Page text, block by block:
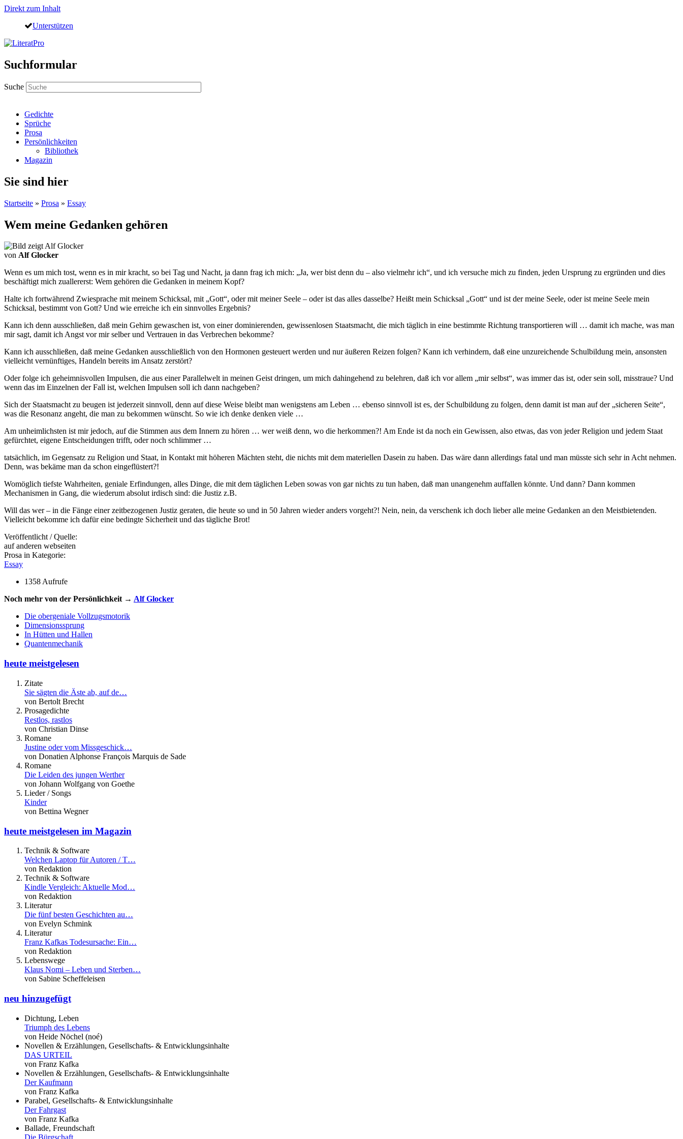
Direkt zum Inhalt
Unterstützen
Suchformular
Suche
Gedichte
Sprüche
Prosa
Persönlichkeiten
Bibliothek
Magazin
Sie sind hier
Startseite » Prosa » Essay
Wem meine Gedanken gehören
von Alf Glocker
Wenn es um mich tost, wenn es in mir kracht, so bei Tag und Nacht, ja dann frag ich mich: „Ja, wer bist denn du – also vielmehr ich“, und ich versuche mich zu finden, jeden Ursprung zu ergründen und dies
beschäftigt mich zuallererst: Wem gehören die Gedanken in meinem Kopf?
Halte ich fortwährend Zwiesprache mit meinem Schicksal, mit „Gott“, oder mit meiner Seele – oder ist das alles dasselbe? Heißt mein Schicksal „Gott“ und ist der meine Seele, oder ist meine Seele mein
Schicksal, bestimmt von Gott? Und wie erreiche ich ein sinnvolles Ergebnis?
Kann ich denn ausschließen, daß mein Gehirn gewaschen ist, von einer dominierenden, gewissenlosen Staatsmacht, die mich täglich in eine bestimmte Richtung transportieren will … damit ich mache, was man
mir sagt, damit ich Angst vor mir selber und Vertrauen in das Verbrechen bekomme?
Kann ich ausschließen, daß meine Gedanken ausschließlich von den Hormonen gesteuert werden und nur äußeren Reizen folgen? Kann ich verhindern, daß eine unzureichende Schulbildung mein, ansonsten
vielleicht vernünftiges, Handeln bereits im Ansatz zerstört?
Oder folge ich geheimnisvollen Impulsen, die aus einer Parallelwelt in meinen Geist dringen, um mich dahingehend zu belehren, daß ich vor allem „mir selbst“, was immer das ist, oder sein soll, misstraue? Und
wenn das im Einzelnen der Fall ist, welchen Impulsen soll ich dann nachgeben?
Sich der Staatsmacht zu beugen ist jederzeit sinnvoll, denn auf diese Weise bleibt man wenigstens am Leben … ebenso sinnvoll ist es, der Schulbildung zu folgen, denn damit ist man auf der „sicheren Seite“,
was die Resonanz angeht, die man zu bekommen wünscht. So wie ich denke denken viele …
Am unheimlichsten ist mir jedoch, auf die Stimmen aus dem Innern zu hören … wer weiß denn, wo die herkommen?! Am Ende ist da noch ein Gewissen, also etwas, das von jeder Religion und jedem Staat
gefürchtet, eigene Entscheidungen trifft, oder noch schlimmer …
tatsächlich, im Gegensatz zu Religion und Staat, in Kontakt mit höheren Mächten steht, die nichts mit dem materiellen Dasein zu haben. Das wäre dann allerdings fatal und man müsste sich sehr in Acht nehmen.
Denn, was bekäme man da schon eingeflüstert?!
Womöglich tiefste Wahrheiten, geniale Erfindungen, alles Dinge, die mit dem täglichen Leben sowas von gar nichts zu tun haben, daß man unangenehm auffallen könnte. Und dann? Dann kommen
Mechanismen in Gang, die wiederum absolut irdisch sind: die Justiz z.B.
Will das wer – in die Fänge einer zeitbezogenen Justiz geraten, die heute so und in 50 Jahren wieder anders vorgeht?! Nein, nein, da verschenk ich doch lieber alle meine Gedanken an den Meistbietenden.
Vielleicht bekomme ich dafür eine bedingte Sicherheit und das tägliche Brot!
Veröffentlicht / Quelle:
auf anderen webseiten
Prosa in Kategorie:
Essay
1358 Aufrufe
Noch mehr von der Persönlichkeit → Alf Glocker
Die obergeniale Vollzugsmotorik
Dimensionssprung
In Hütten und Hallen
Quantenmechanik
heute meistgelesen
Zitate
Sie sägten die Äste ab, auf de…
von Bertolt Brecht
Prosagedichte
Restlos, rastlos
von Christian Dinse
Romane
Justine oder vom Missgeschick…
von Donatien Alphonse François Marquis de Sade
Romane
Die Leiden des jungen Werther
von Johann Wolfgang von Goethe
Lieder / Songs
Kinder
von Bettina Wegner
heute meistgelesen im Magazin
Technik & Software
Welchen Laptop für Autoren / T…
von Redaktion
Technik & Software
Kindle Vergleich: Aktuelle Mod…
von Redaktion
Literatur
Die fünf besten Geschichten au…
von Evelyn Schmink
Literatur
Franz Kafkas Todesursache: Ein…
von Redaktion
Lebenswege
Klaus Nomi – Leben und Sterben…
von Sabine Scheffeleisen
neu hinzugefügt
Dichtung, Leben
Triumph des Lebens
von Heide Nöchel (noé)
Novellen & Erzählungen, Gesellschafts- & Entwicklungsinhalte
DAS URTEIL
von Franz Kafka
Novellen & Erzählungen, Gesellschafts- & Entwicklungsinhalte
Der Kaufmann
von Franz Kafka
Parabel, Gesellschafts- & Entwicklungsinhalte
Der Fahrgast
von Franz Kafka
Ballade, Freundschaft
Die Bürgschaft